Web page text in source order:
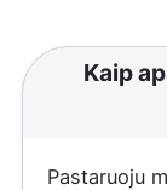
Kaip
Pastaruoju